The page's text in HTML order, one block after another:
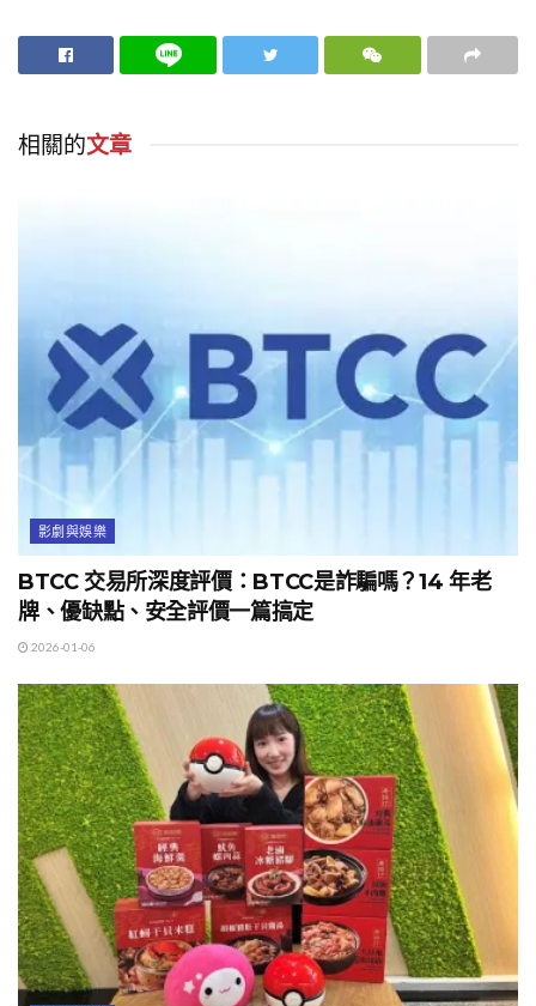
相關的文章
影劇與娛樂
BTCC 交易所深度評價：BTCC是詐騙嗎？14 年老
牌、優缺點、安全評價一篇搞定
2026-01-06